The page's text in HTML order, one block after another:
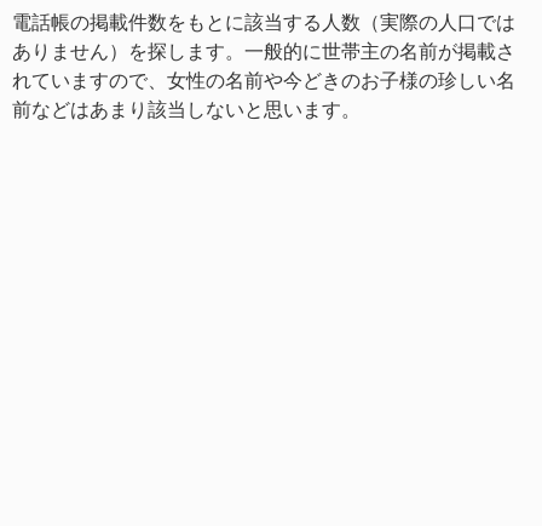
電話帳の掲載件数をもとに該当する人数（実際の人口では
ありません）を探します。一般的に世帯主の名前が掲載さ
れていますので、女性の名前や今どきのお子様の珍しい名
前などはあまり該当しないと思います。